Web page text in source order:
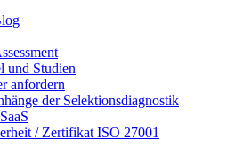
und Studien
anfordern
der Selektionsdiagnostik
/ Zertifikat ISO 27001